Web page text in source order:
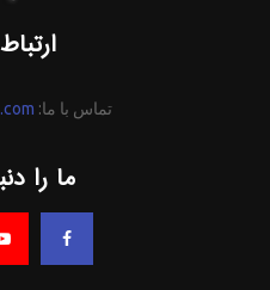
تماس با ما:
ما را